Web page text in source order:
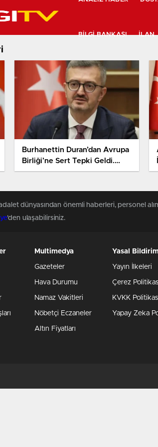
BILGI BANKASI İLAN
Burhanettin Duran’dan Avrupa
Birliği’ne Sert Tepki Geldi.
Türkiye’ye Yönelik
dünyasından önemli haberleri, personel
'den ulaşabilirsiniz.
Multimedya
Gazeteler
Hava Durumu
Namaz Vakitleri
Nöbetçi Eczaneler
Altın Fiyatları
Yasal Bildirim
Yayın İlkeleri
Çerez
KVKK
Yapay Zeka